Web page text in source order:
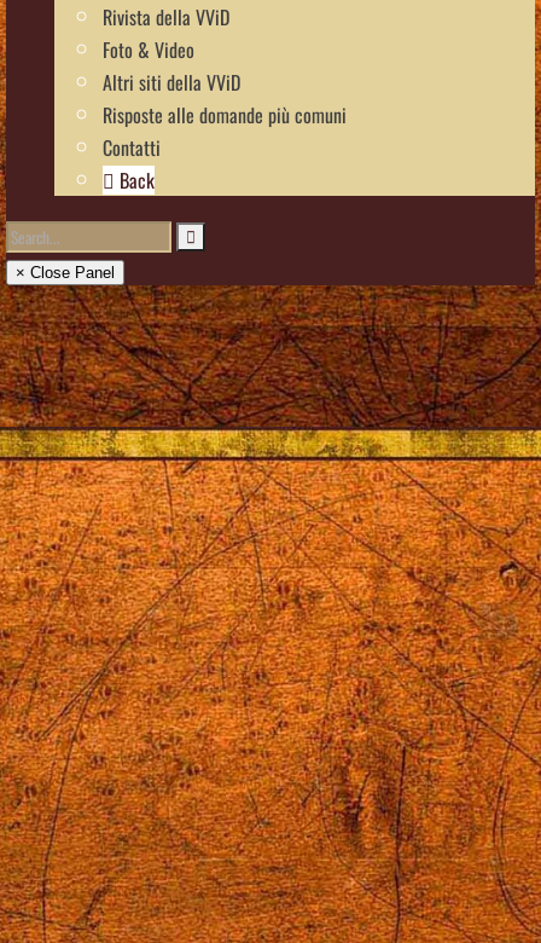
Rivista della VViD
Foto & Video
Altri siti della VViD
Risposte alle domande più comuni
Contatti
Back
× Close Panel